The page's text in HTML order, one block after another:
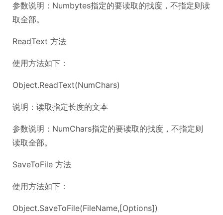
参数说明：Numbytes指定的要读取的找度，不指定则读
取全部。
ReadText 方法
使用方法如下：
Object.ReadText(NumChars)
说明：读取指定长度的文本
参数说明：NumChars指定的要读取的找度，不指定则
读取全部。
SaveToFile 方法
使用方法如下：
Object.SaveToFile(FileName,[Options])